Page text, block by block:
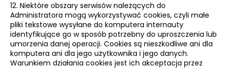
12. Niektóre obszary serwisów należących do
Administratora mogą wykorzystywać cookies, czyli małe
pliki tekstowe wysyłane do komputera internauty
identyfikujące go w sposób potrzebny do uproszczenia lub
umorzenia danej operacji. Cookies są nieszkodliwe ani dla
komputera ani dla jego użytkownika i jego danych.
Warunkiem działania cookies jest ich akceptacja przez